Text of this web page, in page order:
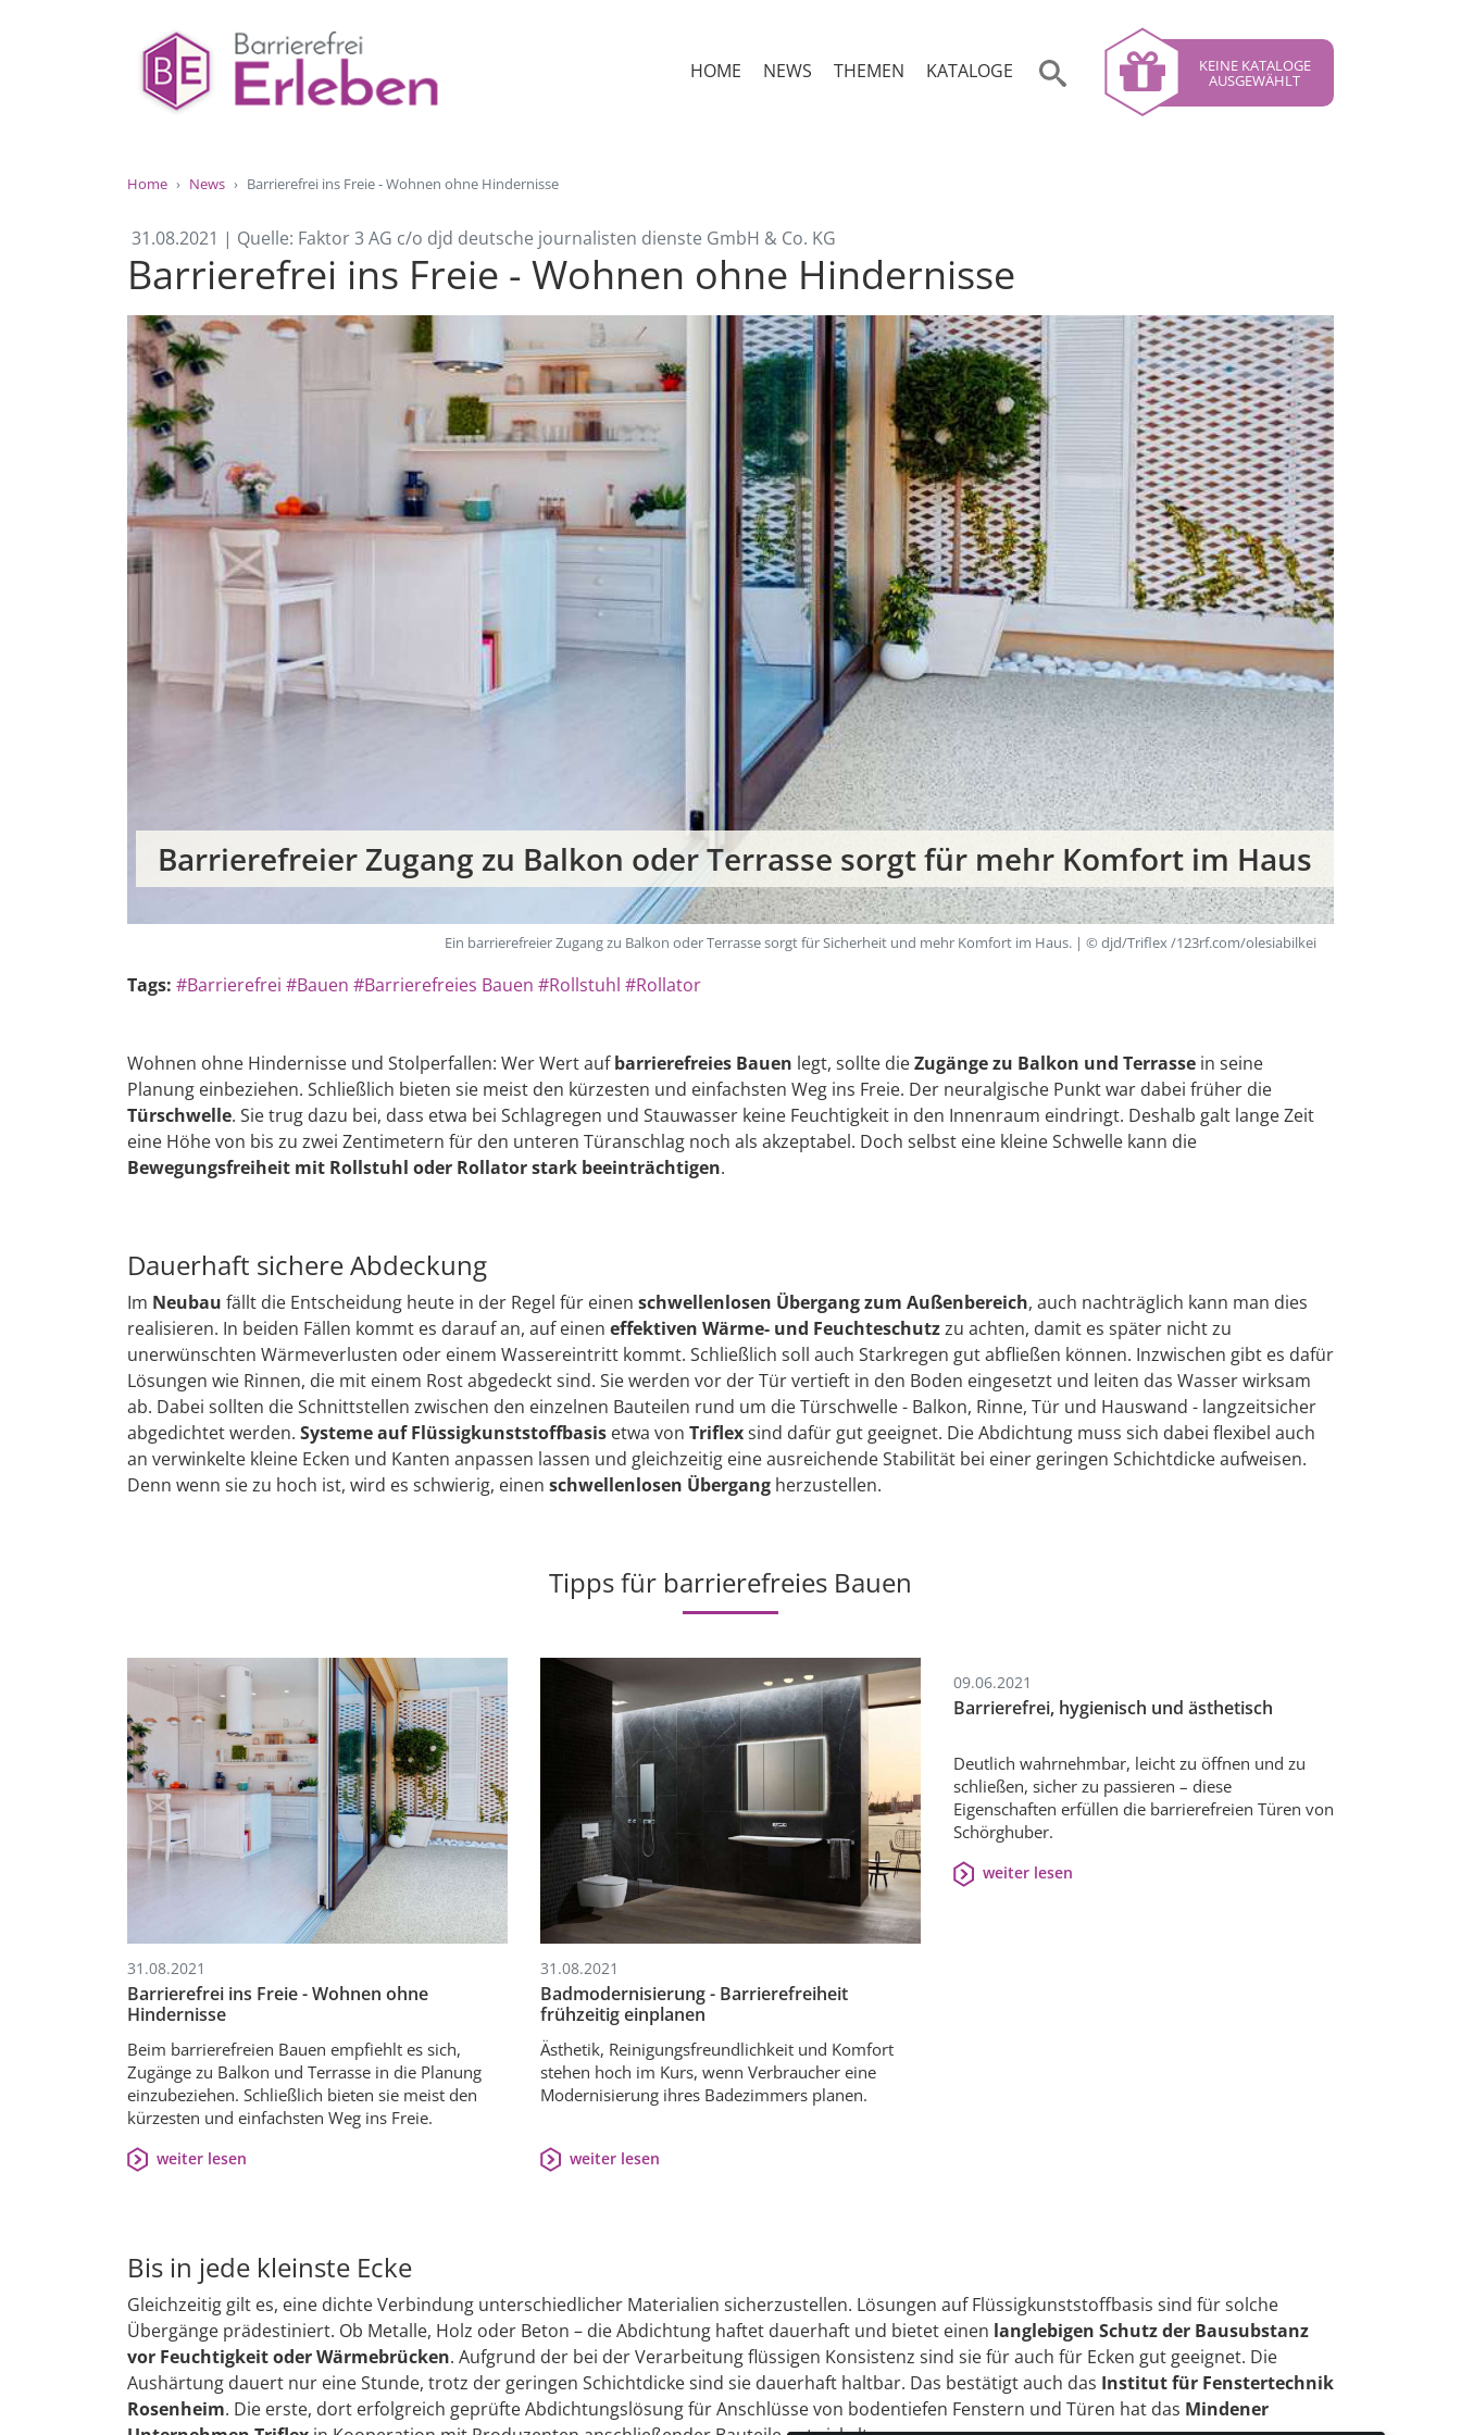
HOME NEWS THEMEN KATALOGE KEINE KATALOGE
AUSGEWÄHLT
Home News Barrierefrei ins Freie - Wohnen ohne Hindernisse
31.08.2021 | Quelle: Faktor 3 AG c/o djd deutsche journalisten dienste GmbH & Co. KG
Barrierefrei ins Freie - Wohnen ohne Hindernisse
Barrierefreier Zugang zu Balkon oder Terrasse sorgt für mehr Komfort im Haus
Ein barrierefreier Zugang zu Balkon oder Terrasse sorgt für Sicherheit und mehr Komfort im Haus. | © djd/Triflex /123rf.com/olesiabilkei
Tags: #Barrierefrei #Bauen #Barrierefreies Bauen #Rollstuhl #Rollator
Wohnen ohne Hindernisse und Stolperfallen: Wer Wert aufbarrierefreies Bauen legt, sollte dieZugänge zu Balkon und Terrasse in seine
Planung einbeziehen. Schließlich bieten sie meist den kürzesten und einfachsten Weg ins Freie. Der neuralgische Punkt war dabei früher die
Türschwelle. Sie trug dazu bei, dass etwa bei Schlagregen und Stauwasser keine Feuchtigkeit in den Innenraum eindringt. Deshalb galt lange Zeit
eine Höhe von bis zu zwei Zentimetern für den unteren Türanschlag noch als akzeptabel. Doch selbst eine kleine Schwelle kann die
Bewegungsfreiheit mit Rollstuhl oder Rollator stark beeinträchtigen.
Dauerhaft sichere Abdeckung
Im Neubau fällt die Entscheidung heute in der Regel für einen schwellenlosen Übergang zum Außenbereich, auch nachträglich kann man dies
realisieren. In beiden Fällen kommt es darauf an, auf einen effektiven Wärme- und Feuchteschutzzu achten, damit es später nicht zu
unerwünschten Wärmeverlusten oder einem Wassereintritt kommt. Schließlich soll auch Starkregen gut abfließen können. Inzwischen gibt es dafür
Lösungen wie Rinnen, die mit einem Rost abgedeckt sind. Sie werden vor der Tür vertieft in den Boden eingesetzt und leiten das Wasser wirksam
ab. Dabei sollten die Schnittstellen zwischen den einzelnen Bauteilen rund um die Türschwelle - Balkon, Rinne, Tür und Hauswand - langzeitsicher
abgedichtet werden. Systeme auf Flüssigkunststoffbasis etwa von Triflexsind dafür gut geeignet. Die Abdichtung muss sich dabei flexibel auch
an verwinkelte kleine Ecken und Kanten anpassen lassen und gleichzeitig eine ausreichende Stabilität bei einer geringen Schichtdicke aufweisen.
Denn wenn sie zu hoch ist, wird es schwierig, einen schwellenlosen Übergang herzustellen.
Tipps für barrierefreies Bauen
31.08.2021
Barrierefrei ins Freie - Wohnen ohne
Hindernisse
Beim barrierefreien Bauen empfiehlt es sich,
Zugänge zu Balkon und Terrasse in die Planung
einzubeziehen. Schließlich bieten sie meist den
kürzesten und einfachsten Weg ins Freie.
weiter lesen
31.08.2021
Badmodernisierung - Barrierefreiheit
frühzeitig einplanen
Ästhetik, Reinigungsfreundlichkeit und Komfort
stehen hoch im Kurs, wenn Verbraucher eine
Modernisierung ihres Badezimmers planen.
weiter lesen
09.06.2021
Barrierefrei, hygienisch und ästhetisch
Deutlich wahrnehmbar, leicht zu öffnen und zu
schließen, sicher zu passieren – diese
Eigenschaften erfüllen die barrierefreien Türen von
Schörghuber.
weiter lesen
Bis in jede kleinste Ecke
Gleichzeitig gilt es, eine dichte Verbindung unterschiedlicher Materialien sicherzustellen. Lösungen auf Flüssigkunststoffbasis sind für solche
Übergänge prädestiniert. Ob Metalle, Holz oder Beton – die Abdichtung haftet dauerhaft und bietet einen langlebigen Schutz der Bausubstanz
vor Feuchtigkeit oder Wärmebrücken. Aufgrund der bei der Verarbeitung flüssigen Konsistenz sind sie für auch für Ecken gut geeignet. Die
Aushärtung dauert nur eine Stunde, trotz der geringen Schichtdicke sind sie dauerhaft haltbar. Das bestätigt auch das Institut für Fenstertechnik
Rosenheim. Die erste, dort erfolgreich geprüfte Abdichtungslösung für Anschlüsse von bodentiefen Fenstern und Türen hat das Mindener